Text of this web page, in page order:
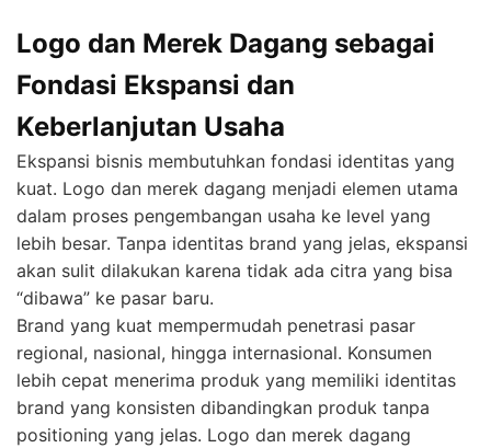
Logo dan Merek Dagang sebagai
Fondasi Ekspansi dan
Keberlanjutan Usaha
Ekspansi bisnis membutuhkan fondasi identitas yang
kuat. Logo dan merek dagang menjadi elemen utama
dalam proses pengembangan usaha ke level yang
lebih besar. Tanpa identitas brand yang jelas, ekspansi
akan sulit dilakukan karena tidak ada citra yang bisa
“dibawa” ke pasar baru.
Brand yang kuat mempermudah penetrasi pasar
regional, nasional, hingga internasional. Konsumen
lebih cepat menerima produk yang memiliki identitas
brand yang konsisten dibandingkan produk tanpa
positioning yang jelas. Logo dan merek dagang